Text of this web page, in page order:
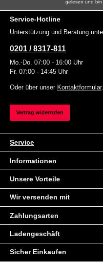
gelesen und
Service-Hotline
Unterstützung und Beratung
0201 / 8317-811
Mo.-Do. 07:00 - 16:00 Uhr
Fr. 07:00 - 14:45 Uhr
Oder über unser Kontaktformular.
Vertrag widerrufen
Service
Informationen
Unsere Vorteile
Wir versenden mit
Zahlungsarten
Ladengeschäft
Sicher Einkaufen